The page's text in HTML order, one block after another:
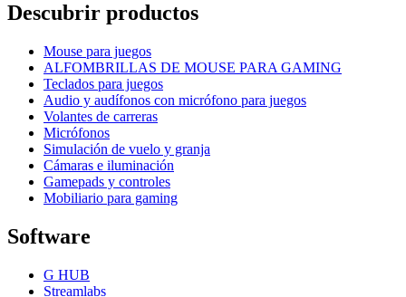
Descubrir productos
Mouse para juegos
ALFOMBRILLAS DE MOUSE PARA GAMING
Teclados para juegos
Audio y audífonos con micrófono para juegos
Volantes de carreras
Micrófonos
Simulación de vuelo y granja
Cámaras e iluminación
Gamepads y controles
Mobiliario para gaming
Software
G HUB
Streamlabs